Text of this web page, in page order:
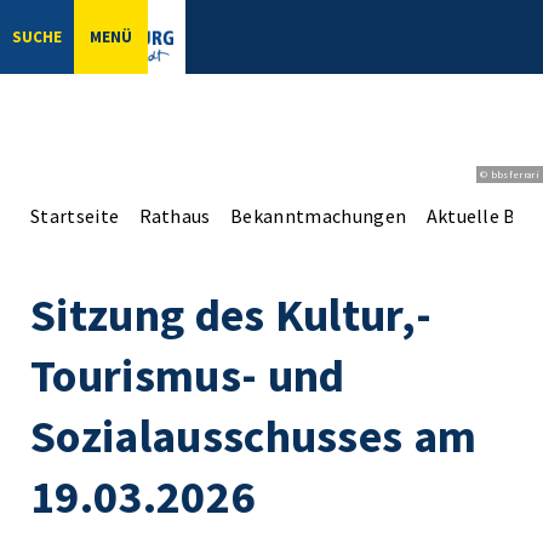
SUCHE MENÜ
© bbsferrari
Startseite Rathaus Bekanntmachungen Aktuelle
Sitzung des Kultur,-
Tourismus- und
Sozialausschusses am
19.03.2026